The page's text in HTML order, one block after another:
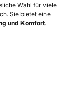
Wahl für viele
Sie bietet eine
und Komfort.